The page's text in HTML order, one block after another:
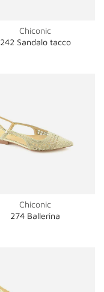
Chiconic
242 Sandalo tacco
Chiconic
274 Ballerina